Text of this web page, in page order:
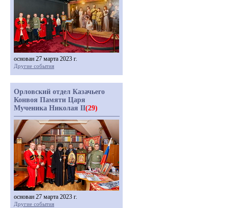
основан 27 марта 2023 г.
Другие события
Орловский отдел Казачьего
Конвоя Памяти Царя
Мученика Николая II(29)
основан 27 марта 2023 г.
Другие события